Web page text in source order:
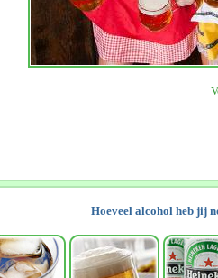
Hoeveel alcohol heb jij